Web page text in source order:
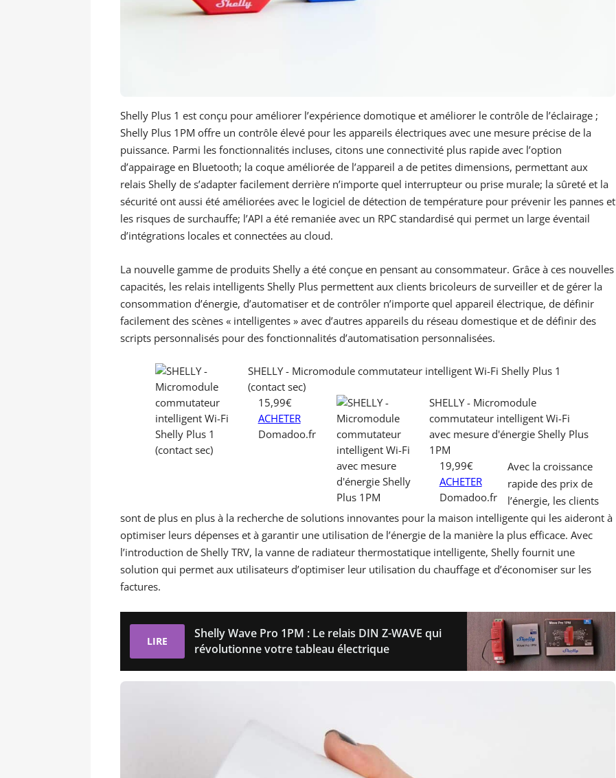
Shelly Plus 1 est conçu pour améliorer l’expérience domotique et améliorer le contrôle de l’éclairage ;
Shelly Plus 1PM offre un contrôle élevé pour les appareils électriques avec une mesure précise de la
puissance. Parmi les fonctionnalités incluses, citons une connectivité plus rapide avec l’option
d’appairage en Bluetooth; la coque améliorée de l’appareil a de petites dimensions, permettant aux
relais Shelly de s’adapter facilement derrière n’importe quel interrupteur ou prise murale; la sûreté et la
sécurité ont aussi été améliorées avec le logiciel de détection de température pour prévenir les pannes et
les risques de surchauffe; l’API a été remaniée avec un RPC standardisé qui permet un large éventail
d’intégrations locales et connectées au cloud.
La nouvelle gamme de produits Shelly a été conçue en pensant au consommateur. Grâce à ces nouvelles
capacités, les relais intelligents Shelly Plus permettent aux clients bricoleurs de surveiller et de gérer la
consommation d’énergie, d’automatiser et de contrôler n’importe quel appareil électrique, de définir
facilement des scènes « intelligentes » avec d’autres appareils du réseau domestique et de définir des
scripts personnalisés pour des fonctionnalités d’automatisation personnalisées.
SHELLY - Micromodule commutateur intelligent Wi-Fi Shelly Plus 1
(contact sec)
15,99€
ACHETER
Domadoo.fr
SHELLY - Micromodule
commutateur intelligent Wi-Fi
avec mesure d'énergie Shelly Plus
1PM
19,99€
ACHETER
Domadoo.fr
Avec la croissance
rapide des prix de
l’énergie, les clients
sont de plus en plus à la recherche de solutions innovantes pour la maison intelligente qui les aideront à
optimiser leurs dépenses et à garantir une utilisation de l’énergie de la manière la plus efficace. Avec
l’introduction de Shelly TRV, la vanne de radiateur thermostatique intelligente, Shelly fournit une
solution qui permet aux utilisateurs d’optimiser leur utilisation du chauffage et d’économiser sur les
factures.
LIRE
Shelly Wave Pro 1PM : Le relais DIN Z-WAVE qui
révolutionne votre tableau électrique